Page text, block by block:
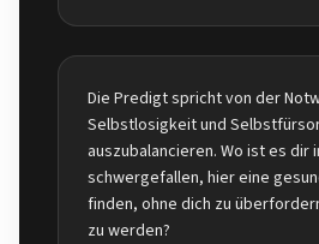
Die Predigt spricht von der
Selbstlosigkeit und
auszubalancieren. Wo ist es
schwergefallen, hier eine
finden, ohne dich zu
zu werden?